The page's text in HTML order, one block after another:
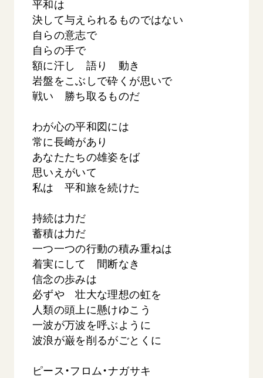
心」 長崎県 吉岡加…
2026.08.09
SDGs 平和
証言 長崎
平和は
決して与えられるものではない
自らの意志で
自らの手で
額に汗し 語り 動き
岩盤をこぶしで砕くが思いで
戦い 勝ち取るものだ
わが心の平和図には
常に長崎があり
あなたたちの雄姿をば
思いえがいて
私は 平和旅を続けた
持続は力だ
蓄積は力だ
一つ一つの行動の積み重ねは
着実にして 間断なき
信念の歩みは
必ずや 壮大な理想の虹を
人類の頭上に懸けゆこう
一波が万波を呼ぶように
波浪が巌を削るがごとくに
ピース・フロム・ナガサキ